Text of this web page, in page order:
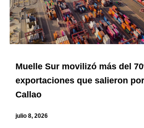
Muelle Sur movilizó más del
exportaciones que salieron
Callao
julio 8, 2026